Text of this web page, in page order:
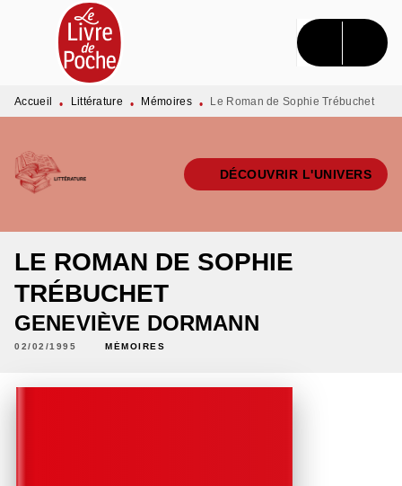
MENU RECHERCHE CONTENU
PIED DE PAGE
Accueil • Littérature • Mémoires • Le Roman de Sophie Trébuchet
DÉCOUVRIR L'UNIVERS
LE ROMAN DE SOPHIE
TRÉBUCHET
GENEVIÈVE DORMANN
02/02/1995 MÉMOIRES